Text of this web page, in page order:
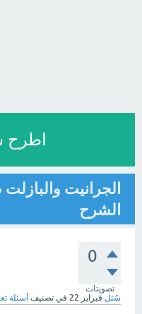
اطرح
الجرانيت
الشرح
0
تصويتات
سُئل فبراير 22 في تصنيف أسئلة